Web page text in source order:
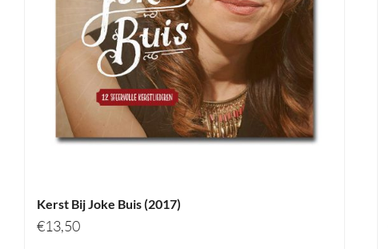
Kerst Bij Joke Buis (2017)
€13,50